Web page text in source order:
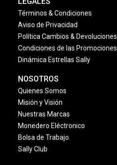
Términos & Condiciones
Aviso de Privacidad
Política Cambios & Devoluciones
Condiciones de las Promociones
Dinámica Estrellas Sally
NOSOTROS
Quienes Somos
Misión y Visión
Nuestras Marcas
Monedero Eléctronico
Bolsa de Trabajo
Sally Club